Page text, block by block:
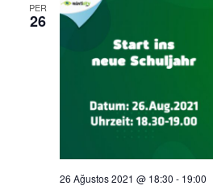
PER
26
26 Ağustos 2021 @ 18:30 - 19:00